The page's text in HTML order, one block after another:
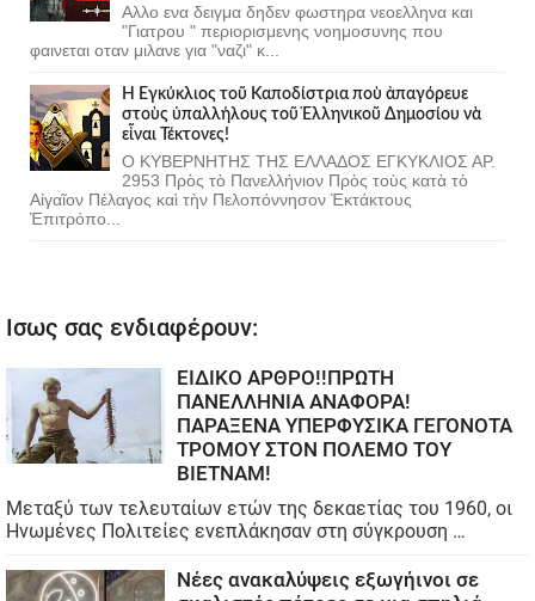
Αλλο ενα δειγμα δηδεν φωστηρα νεοελληνα και
"Γιατρου " περιορισμενης νοημοσυνης που
φαινεται οταν μιλανε για "ναζι" κ...
Ἡ Ἐγκύκλιος τοῦ Καποδίστρια ποὺ ἀπαγόρευε
στοὺς ὑπαλλήλους τοῦ Ἑλληνικοῦ Δημοσίου νὰ
εἶναι Τέκτονες!
Ο ΚΥΒΕΡΝΗΤΗΣ ΤΗΣ ΕΛΛΑΔΟΣ ΕΓΚΥΚΛΙΟΣ ΑΡ.
2953 Πρὸς τὸ Πανελλήνιον Πρὸς τοὺς κατὰ τὸ
Αἰγαῖον Πέλαγος καὶ τὴν Πελοπόννησον Ἐκτάκτους
Ἐπιτρόπο...